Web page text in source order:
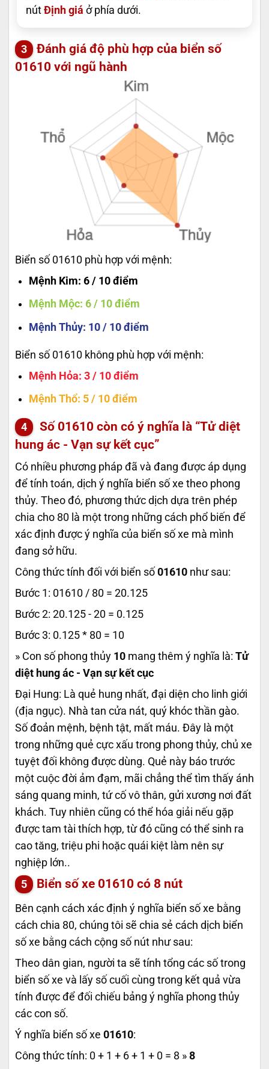
nút Định giá ở phía dưới.
Đánh giá độ phù hợp của biển số
01610 với ngũ hành
Biển số 01610 phù hợp với mệnh:
Mệnh Kim: 6 / 10 điểm
Mệnh Mộc: 6 / 10 điểm
Mệnh Thủy: 10 / 10 điểm
Biển số 01610 không phù hợp với mệnh:
Mệnh Hỏa: 3 / 10 điểm
Mệnh Thổ: 5 / 10 điểm
Số 01610 còn có ý nghĩa là “Tử diệt
hung ác - Vạn sự kết cục”
Có nhiều phương pháp đã và đang được áp dụng
để tính toán, dịch ý nghĩa biển số xe theo phong
thủy. Theo đó, phương thức dịch dựa trên phép
chia cho 80 là một trong những cách phổ biến để
xác định được ý nghĩa của biển số xe mà mình
đang sở hữu.
Công thức tính đối với biển số 01610 như sau:
Bước 1: 01610 / 80 = 20.125
Bước 2: 20.125 - 20 = 0.125
Bước 3: 0.125 * 80 = 10
» Con số phong thủy 10 mang thêm ý nghĩa là: Tử
diệt hung ác - Vạn sự kết cục
Đại Hung: Là quẻ hung nhất, đại diện cho linh giới
(địa ngục). Nhà tan cửa nát, quý khóc thần gào.
Số đoản mệnh, bệnh tật, mất máu. Đây là một
trong những quẻ cực xấu trong phong thủy, chủ xe
tuyệt đối không được dùng. Quẻ này báo trước
một cuộc đời ảm đạm, mãi chẳng thể tìm thấy ánh
sáng quang minh, tứ cố vô thân, gửi xương nơi đất
khách. Tuy nhiên cũng có thể hóa giải nếu gặp
được tam tài thích hợp, từ đó cũng có thể sinh ra
cao tăng, triệu phi hoặc quái kiệt làm nên sự
nghiệp lớn..
Biển số xe 01610 có 8 nút
Bên cạnh cách xác định ý nghĩa biển số xe bằng
cách chia 80, chúng tôi sẽ chia sẻ cách dịch biển
số xe bằng cách cộng số nút như sau:
Theo dân gian, người ta sẽ tính tổng các số trong
biển số xe và lấy số cuối cùng trong kết quả vừa
tính được để đối chiếu bảng ý nghĩa phong thủy
các con số.
Ý nghĩa biển số xe 01610:
Công thức tính: 0 + 1 + 6 + 1 + 0 = 8 » 8